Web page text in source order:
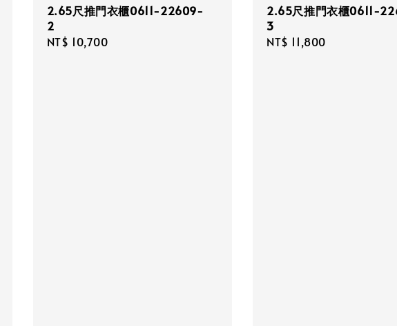
2.65尺推門衣櫃0611-22609-
2
Regular
NT$ 10,700
2.65尺推門衣櫃0611-
3
Regular
NT$ 11,800